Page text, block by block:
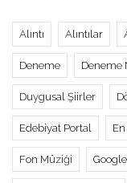
Alıntı Alıntılar
Deneme Deneme
Duygusal Şiirler
Edebiyat Portal
Fon Müziği